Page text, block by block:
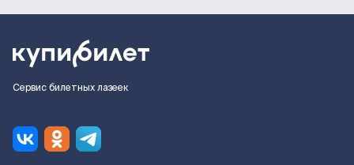
Сервис билетных лазеек